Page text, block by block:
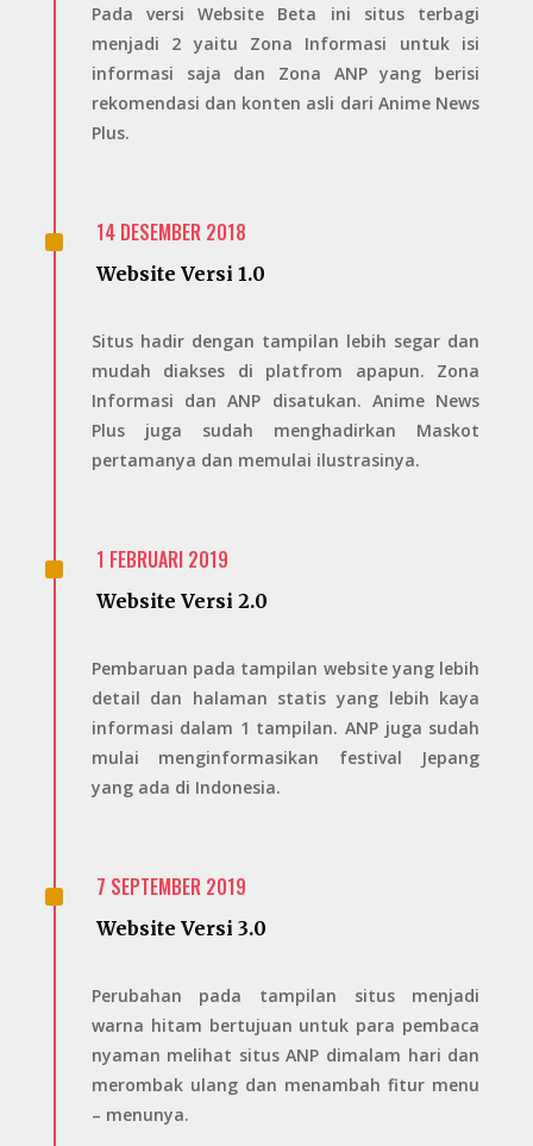
Pada versi Website Beta ini situs terbagi
menjadi 2 yaitu Zona Informasi untuk isi
informasi saja dan Zona ANP yang berisi
rekomendasi dan konten asli dari Anime News
Plus.
^ 14 DESEMBER 2018
Website Versi 1.0
Situs hadir dengan tampilan lebih segar dan
mudah diakses di platfrom apapun. Zona
Informasi dan ANP disatukan. Anime News
Plus juga sudah menghadirkan Maskot
pertamanya dan memulai ilustrasinya.
^ 1 FEBRUARI 2019
Website Versi 2.0
Pembaruan pada tampilan website yang lebih
detail dan halaman statis yang lebih kaya
informasi dalam 1 tampilan. ANP juga sudah
mulai menginformasikan festival Jepang
yang ada di Indonesia.
^ 7 SEPTEMBER 2019
Website Versi 3.0
Perubahan pada tampilan situs menjadi
warna hitam bertujuan untuk para pembaca
nyaman melihat situs ANP dimalam hari dan
merombak ulang dan menambah fitur menu
– menunya.